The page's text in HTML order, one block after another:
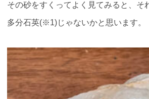
その砂をすくってよく見てみると、そ
多分石英(※1)じゃないかと思います。